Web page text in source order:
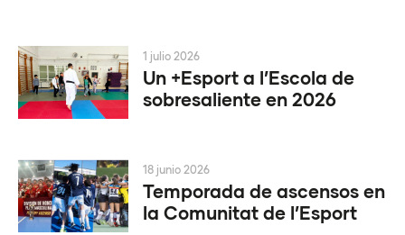
Un +Esport a l’Escola de
sobresaliente en 2026
1 julio 2026
Temporada de ascensos en
la Comunitat de l’Esport
18 junio 2026